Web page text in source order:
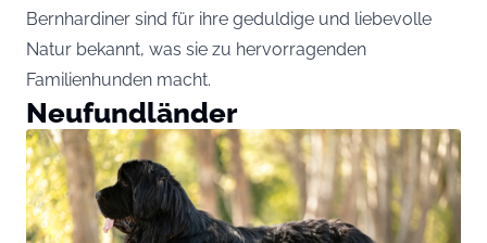
Bernhardiner sind für ihre geduldige und liebevolle
Natur bekannt, was sie zu hervorragenden
Familienhunden macht.
Neufundländer